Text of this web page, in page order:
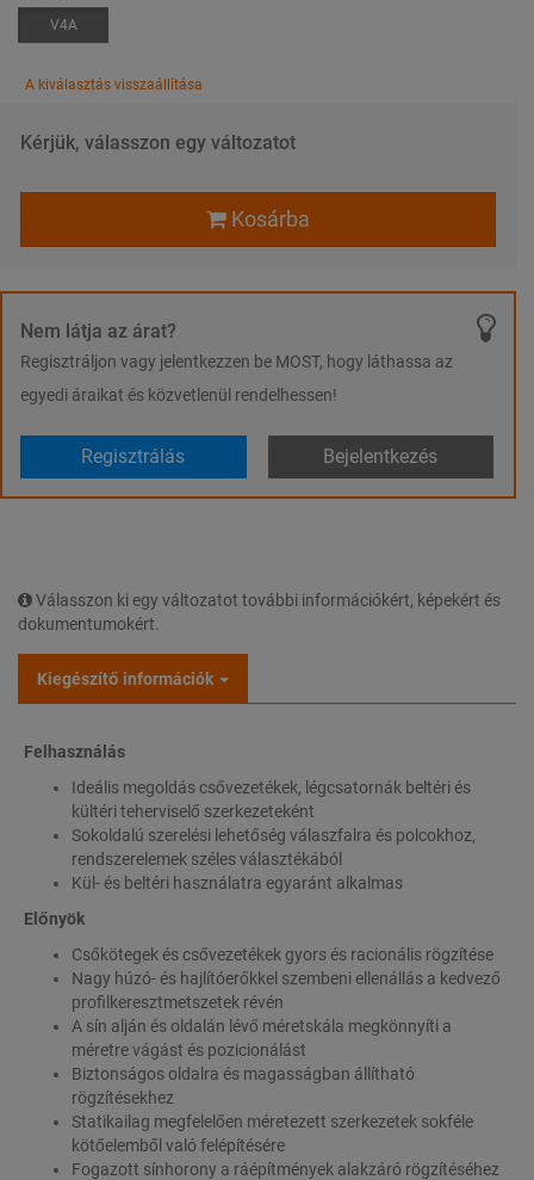
V4A
A kiválasztás visszaállítása
Kérjük, válasszon egy változatot
Kosárba
Nem látja az árat?
Regisztráljon vagy jelentkezzen be MOST, hogy láthassa az
egyedi áraikat és közvetlenül rendelhessen!
Regisztrálás Bejelentkezés
Válasszon ki egy változatot további információkért, képekért és
dokumentumokért.
Kiegészítő információk
Felhasználás
Ideális megoldás csővezetékek, légcsatornák beltéri és
kültéri teherviselő szerkezeteként
Sokoldalú szerelési lehetőség válaszfalra és polcokhoz,
rendszerelemek széles választékából
Kül- és beltéri használatra egyaránt alkalmas
Előnyök
Csőkötegek és csővezetékek gyors és racionális rögzítése
Nagy húzó- és hajlítóerőkkel szembeni ellenállás a kedvező
profilkeresztmetszetek révén
A sín alján és oldalán lévő méretskála megkönnyíti a
méretre vágást és pozicionálást
Biztonságos oldalra és magasságban állítható
rögzítésekhez
Statikailag megfelelően méretezett szerkezetek sokféle
kötőelemből való felépítésére
Fogazott sínhorony a ráépítmények alakzáró rögzítéséhez